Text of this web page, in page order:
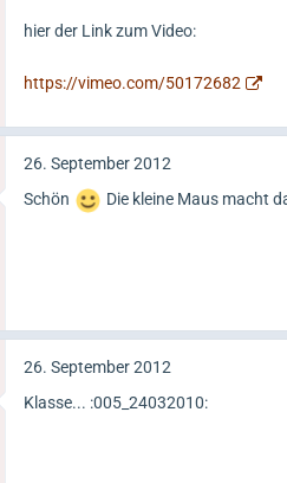
hier der Link zum Video:
https://vimeo.com/50172682
26. September 2012
Schön
Die kleine Maus macht
26. September 2012
Klasse... :005_24032010: